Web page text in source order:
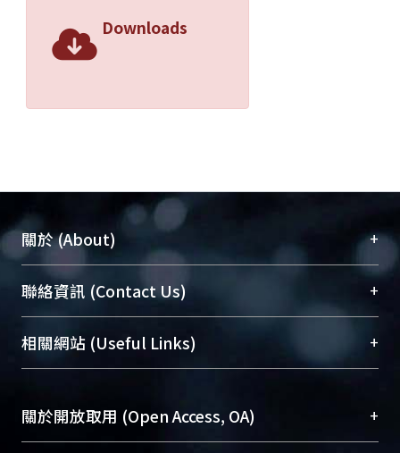
Downloads
關於 (About) +
臺大位居世界頂尖大學之列，為永久珍藏及向國際
展現本校豐碩的研究成果及學術能量，圖書館整合
機構典藏（NTUR）與學術庫（AH）不同功能平
台，成為臺大學術典藏NTU scholars。期能整合研
成果。
To permanently archive and promote researcher
聯絡資訊 (Contact Us) +
總館學科館員(Main Library)
醫學圖書館學科館員(Medical Library)
Sciences Library)
相關網站 (Useful Links) +
關於開放取用 (Open Access, OA) +